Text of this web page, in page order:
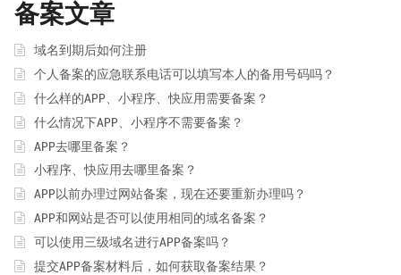
备案文章
域名到期后如何注册
个人备案的应急联系电话可以填写本人的备用号码吗？
什么样的APP、小程序、快应用需要备案？
什么情况下APP、小程序不需要备案？
APP去哪里备案？
小程序、快应用去哪里备案？
APP以前办理过网站备案，现在还要重新办理吗？
APP和网站是否可以使用相同的域名备案？
可以使用三级域名进行APP备案吗？
提交APP备案材料后，如何获取备案结果？